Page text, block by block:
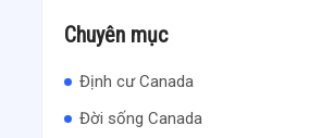
Chuyên mục
Định cư Canada
Đời sống Canada